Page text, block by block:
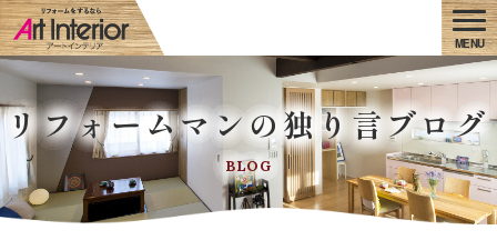
リフォームマンの独り言ブログ
BLOG